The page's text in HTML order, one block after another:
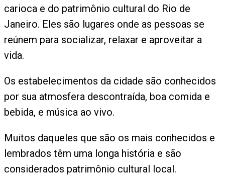
carioca e do patrimônio cultural do Rio de
Janeiro. Eles são lugares onde as pessoas se
reúnem para socializar, relaxar e aproveitar a
vida.
Os estabelecimentos da cidade são conhecidos
por sua atmosfera descontraída, boa comida e
bebida, e música ao vivo.
Muitos daqueles que são os mais conhecidos e
lembrados têm uma longa história e são
considerados patrimônio cultural local.